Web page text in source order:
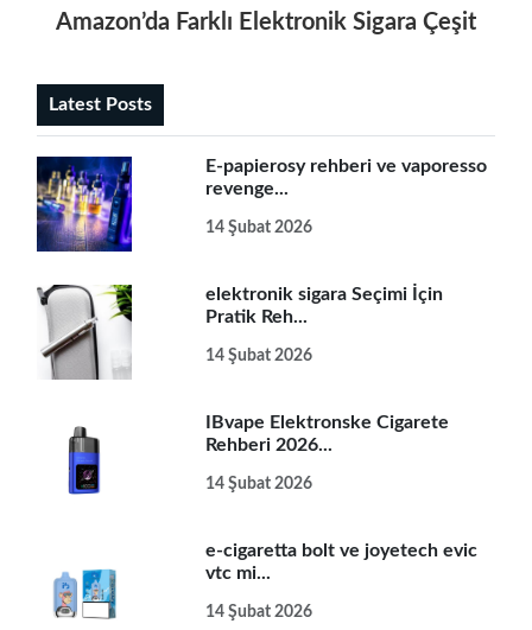
Amazon’da Farklı Elektronik Sigara
Latest Posts
E-papierosy rehberi ve vaporesso
revenge...
14 Şubat 2026
elektronik sigara Seçimi İçin
Pratik Reh...
14 Şubat 2026
IBvape Elektronske Cigarete
Rehberi 2026...
14 Şubat 2026
e-cigaretta bolt ve joyetech evic
vtc mi...
14 Şubat 2026